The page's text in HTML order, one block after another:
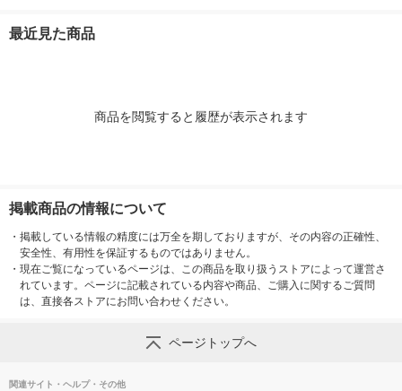
最近見た商品
商品を閲覧すると履歴が表示されます
掲載商品の情報について
・ 掲載している情報の精度には万全を期しておりますが、その内容の正確性、
安全性、有用性を保証するものではありません。
・ 現在ご覧になっているページは、この商品を取り扱うストアによって運営さ
れています。ページに記載されている内容や商品、ご購入に関するご質問
は、直接各ストアにお問い合わせください。
ページトップへ
関連サイト・ヘルプ・その他